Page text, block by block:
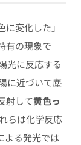
変化した」
有の現象で
光に反応する
に近づいて塵
射して黄色っ
らは化学反応
よる発光では